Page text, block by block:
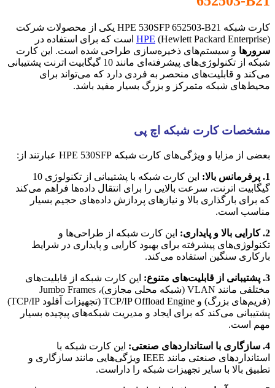
کارت شبکه HPE 530SFP 652503-B21 یکی از محصولات شرکت
HPE (Hewlett Packard Enterprise) است که برای استفاده در
سرورها و سیستم‌های ذخیره‌سازی طراحی شده است. این کارت
شبکه از تکنولوژی‌های پیشرفته‌ای مانند 10 گیگابیت اترنت پشتیبانی
می‌کند و قابلیت‌های منحصر به فردی دارد که می‌تواند برای
محیط‌های شبکه متمرکز و بزرگ بسیار مفید باشد.
مشخصات کارت شبکه اچ پی
بعضی از مزایا و ویژگی‌های کارت شبکه HPE 530SFP عبارتند از:
1. پرفرمانس بالا:
این کارت شبکه با پشتیبانی از تکنولوژی 10
گیگابیت اترنت، سرعت بالایی را برای انتقال داده‌ها فراهم می‌کند
که برای بارگذاری بالا و نیازهای پردازش داده‌های حجیم بسیار
مناسب است.
2. کارایی بالا و پایداری:
این کارت شبکه از طراحی‌ها و
تکنولوژی‌های پیشرفته برای بهبود کارایی و پایداری در شرایط
بارکاری سنگین استفاده می‌کند.
3. پشتیبانی از قابلیت‌های متنوع:
این کارت شبکه از قابلیت‌های
مختلفی مانند VLAN (شبکه محلی مجازی)، Jumbo Frames
(فریم‌های بزرگ) و TCP/IP Offload Engine (تجهیزات آفلود TCP/IP)
پشتیبانی می‌کند که برای ایجاد و مدیریت شبکه‌های پیچیده بسیار
مهم است.
4. سازگاری با استانداردهای صنعتی:
این کارت شبکه با
استانداردهای صنعتی مانند IEEE ویژگی‌هایی مانند سازگاری و
تطبیق بالا با سایر تجهیزات شبکه را داراست.